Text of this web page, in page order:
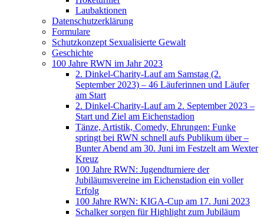
Laubaktionen
Datenschutzerklärung
Formulare
Schutzkonzept Sexualisierte Gewalt
Geschichte
100 Jahre RWN im Jahr 2023
2. Dinkel-Charity-Lauf am Samstag (2.
September 2023) – 46 Läuferinnen und Läufer
am Start
2. Dinkel-Charity-Lauf am 2. September 2023 –
Start und Ziel am Eichenstadion
Tänze, Artistik, Comedy, Ehrungen: Funke
springt bei RWN schnell aufs Publikum über –
Bunter Abend am 30. Juni im Festzelt am Wexter
Kreuz
100 Jahre RWN: Jugendturniere der
Jubiläumsvereine im Eichenstadion ein voller
Erfolg
100 Jahre RWN: KIGA-Cup am 17. Juni 2023
Schalker sorgen für Highlight zum Jubiläum